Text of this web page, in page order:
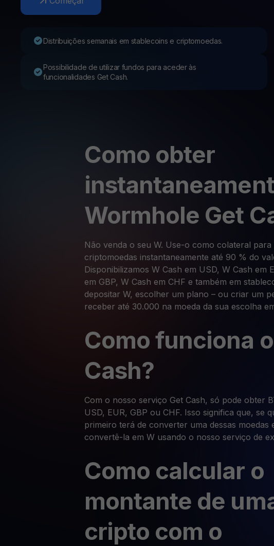
Web3 wallet
Distribuições semanais em stablecoins e criptomoedas.
Possibilidade de utilizar fundos para aceder às
funcionalidades Get Cash.
Como obter
Wormhole Get
Não venda o seu W. Use-o como colateral
criptomoedas instantaneamente até 90 % do
Disponibilizamos W Cash em USD, W Cash em
em GBP, W Cash em CHF e também em
depositar W, escolher um plano – ou criar um
receber até 30.000 na moeda da sua escolha
Como funciona
Cash?
Com o nosso serviço Get Cash, só pode obter
USD, EUR, GBP ou CHF. Isso significa que, se
primeiro terá de converter uma dessas moedas
convertê-la em W usando o nosso serviço de
Como calcular o
montante de
cripto com o